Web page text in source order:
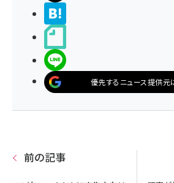
優先するニュース提供
前の記事